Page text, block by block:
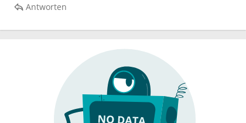
Antworten